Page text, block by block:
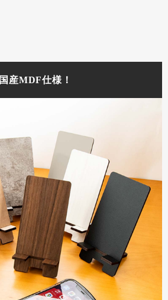
国産MDF仕様！